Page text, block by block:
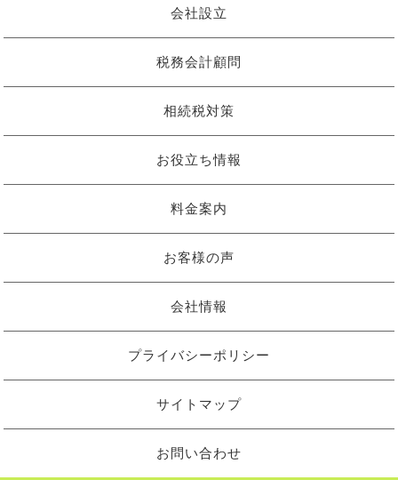
会社設立
税務会計顧問
相続税対策
お役立ち情報
料金案内
お客様の声
会社情報
プライバシーポリシー
サイトマップ
お問い合わせ